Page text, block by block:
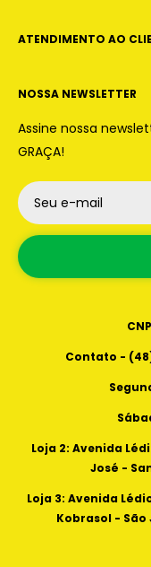
comprar.
CNPJ - 41437656/
- São José -
Loja 3: Avenida
center -
88101101
ATENDIMENTO AO
WhatsApp:(48)
Instagram:
Horários de
Segunda a sexta
NOSSA NEWSLETTER
Assine nossa
GRAÇA!
Seu e-mail
Contato -
Loja 2: Avenida
José -
Loja 3: Avenida
Kobrasol - São